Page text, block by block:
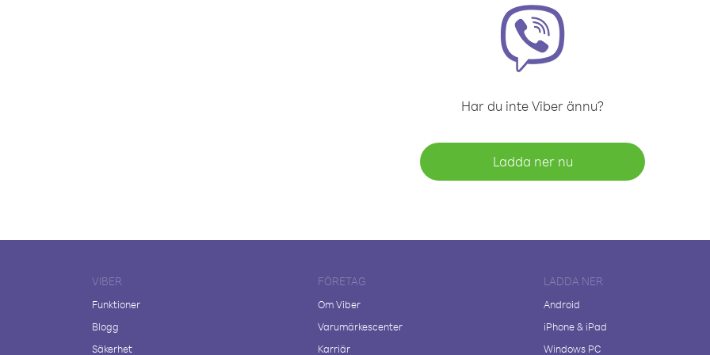
Har du inte Viber ännu?
Ladda ner nu
VIBER
Funktioner
Blogg
Säkerhet
FÖRETAG
Om Viber
Varumärkescenter
Karriär
LADDA NER
Android
iPhone & iPad
Windows PC